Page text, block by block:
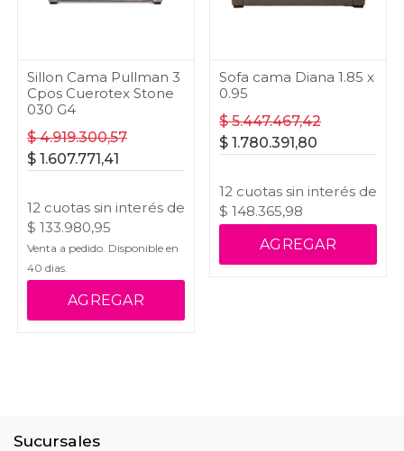
Sillon Cama Pullman 3
Cpos Cuerotex Stone
030 G4
$4.919.300,57
$ 1.607.771,41
12 cuotas sin interés de
$ 133.980,95
Venta a pedido. Disponible en
40 dias.
AGREGAR
Sofa cama Diana 1.85 x
0.95
$5.447.467,42
$ 1.780.391,80
12 cuotas sin interés de
$ 148.365,98
AGREGAR
Sucursales